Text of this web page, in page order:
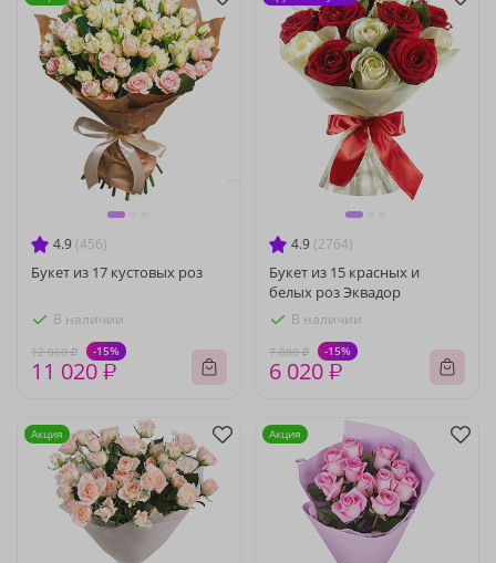
4.9 (456)
Букет из 17 кустовых роз
В наличии
12 960 ₽ -15%
11 020 ₽
4.9 (2764)
Букет из 15 красных и
белых роз Эквадор
В наличии
7 080 ₽ -15%
6 020 ₽
Акция Акция